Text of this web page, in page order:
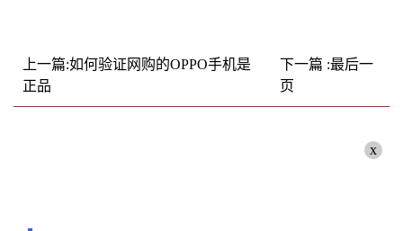
上一篇:如何验证网购的OPPO手机是
正品
下一篇 :最后一
页
x